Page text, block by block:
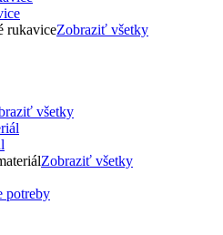
rukaviceZobraziť všetky
všetky
Zobraziť všetky
potreby